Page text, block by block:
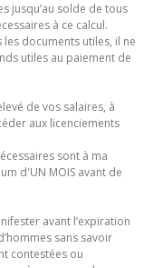
jusqu’au solde de tous
à ce calcul.
les documents utiles, il ne
utiles au paiement de
de vos salaires, à
aux licenciements
sont à ma
d'UN MOIS avant de
avant l’expiration
sans savoir
contestées ou